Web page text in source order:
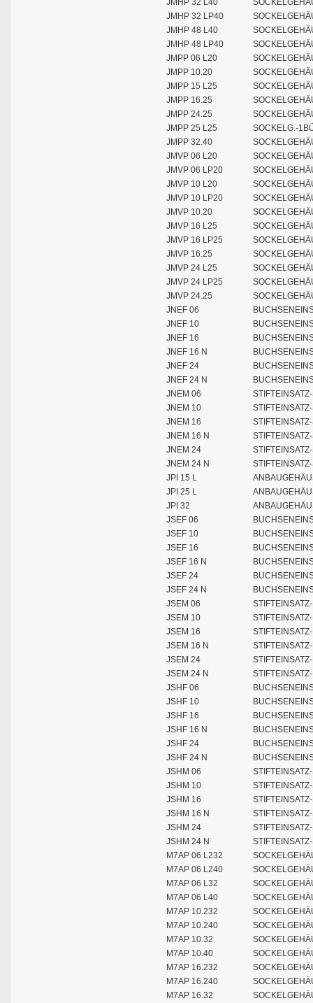
JMHP 32 L40
JMHP 32 LP40
JMHP 48 L40
JMHP 48 LP40
JMPP 06 L20
JMPP 10.20
JMPP 15 L25
JMPP 16.25
JMPP 24.25
JMPP 25 L25
SOCKELG.-
JMPP 32.40
JMVP 06 L20
JMVP 06 LP20
JMVP 10 L20
JMVP 10 LP20
JMVP 10.20
JMVP 16 L25
JMVP 16 LP25
JMVP 16.25
JMVP 24 L25
JMVP 24 LP25
JMVP 24.25
JNEF 06
JNEF 10
JNEF 16
JNEF 16 N
JNEF 24
JNEF 24 N
JNEM 06
JNEM 10
JNEM 16
JNEM 16 N
JNEM 24
JNEM 24 N
JPI 15 L
JPI 25 L
JPI 32
JSEF 06
JSEF 10
JSEF 16
JSEF 16 N
JSEF 24
JSEF 24 N
JSEM 06
JSEM 10
JSEM 16
JSEM 16 N
JSEM 24
JSEM 24 N
JSHF 06
JSHF 10
JSHF 16
JSHF 16 N
JSHF 24
JSHF 24 N
JSHM 06
JSHM 10
JSHM 16
JSHM 16 N
JSHM 24
JSHM 24 N
M7AP 06 L232
M7AP 06 L240
M7AP 06 L32
M7AP 06 L40
M7AP 10.232
M7AP 10.240
M7AP 10.32
M7AP 10.40
M7AP 16.232
M7AP 16.240
M7AP 16.32